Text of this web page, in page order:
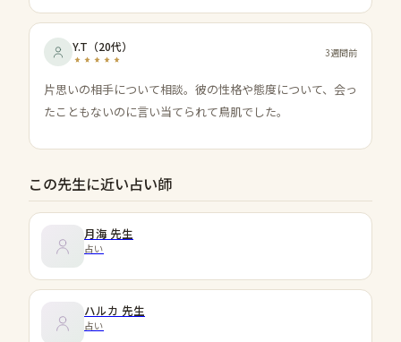
Y.T （20代） 3週間前
片思いの相手について相談。彼の性格や態度について、会っ
たこともないのに言い当てられて鳥肌でした。
この先生に近い占い師
月海 先生
占い
ハルカ 先生
占い